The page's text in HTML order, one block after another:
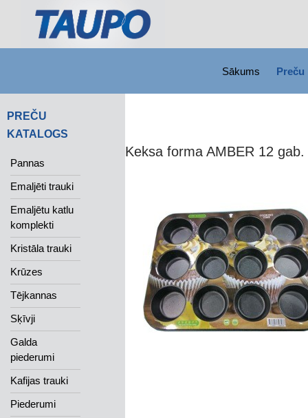
Sākums Preču
Keksa forma AMBER 12 gab.
PREČU
KATALOGS
Pannas
Emaljēti trauki
Emaljētu katlu
komplekti
Kristāla trauki
Krūzes
Tējkannas
Sķīvji
Galda
piederumi
Kafijas trauki
Piederumi